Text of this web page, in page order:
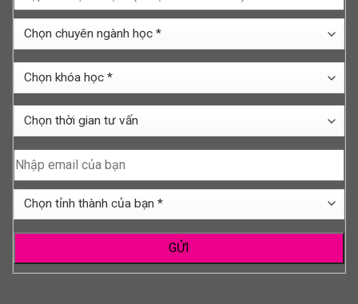
bạn
số
điện
thoại
*
Chọn
chuyên
ngành
học
*
Chọn
học
Chọn
gian
tư
vấn
Nhập
email
của
bạn
Chọn
thành
bạn